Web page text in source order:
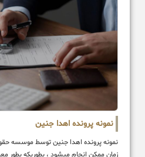
نمونه پرونده اهدا جنین
نمونه پرونده اهدا جنین توسط موسسه
زمان ممکن انجام میشود ، بطوریکه بطور